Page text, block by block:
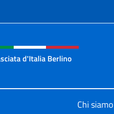
social e
d'Italia Berlino
Chi siamo